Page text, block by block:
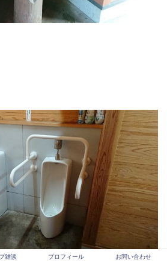
雑談 プロフィール お問い合わせ